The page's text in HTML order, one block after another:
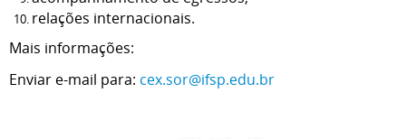
relações internacionais.
Mais informações:
Enviar e-mail para: cex.sor@ifsp.edu.br